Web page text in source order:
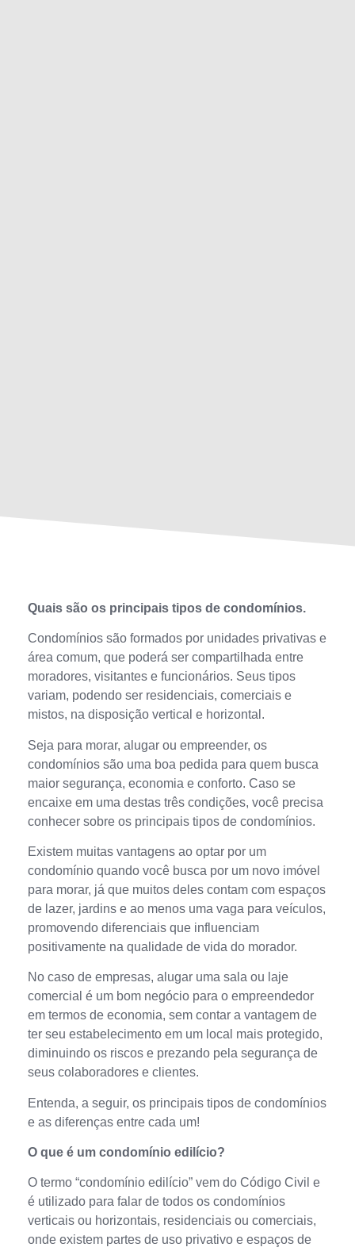
Quais são os principais tipos de condomínios.
Condomínios são formados por unidades privativas e
área comum, que poderá ser compartilhada entre
moradores, visitantes e funcionários. Seus tipos
variam, podendo ser residenciais, comerciais e
mistos, na disposição vertical e horizontal.
Seja para morar, alugar ou empreender, os
condomínios são uma boa pedida para quem busca
maior segurança, economia e conforto. Caso se
encaixe em uma destas três condições, você precisa
conhecer sobre os principais tipos de condomínios.
Existem muitas vantagens ao optar por um
condomínio quando você busca por um novo imóvel
para morar, já que muitos deles contam com espaços
de lazer, jardins e ao menos uma vaga para veículos,
promovendo diferenciais que influenciam
positivamente na qualidade de vida do morador.
No caso de empresas, alugar uma sala ou laje
comercial é um bom negócio para o empreendedor
em termos de economia, sem contar a vantagem de
ter seu estabelecimento em um local mais protegido,
diminuindo os riscos e prezando pela segurança de
seus colaboradores e clientes.
Entenda, a seguir, os principais tipos de condomínios
e as diferenças entre cada um!
O que é um condomínio edilício?
O termo “condomínio edilício” vem do Código Civil e
é utilizado para falar de todos os condomínios
verticais ou horizontais, residenciais ou comerciais,
onde existem partes de uso privativo e espaços de